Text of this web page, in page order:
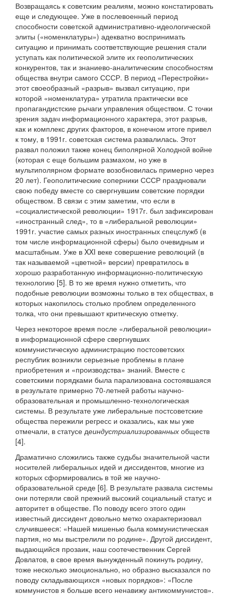
Возвращаясь к советским реалиям, можно констатировать
еще и следующее. Уже в послевоенный период
способности советской административно-идеологической
элиты («номенклатуры») адекватно воспринимать
ситуацию и принимать соответствующие решения стали
уступать как политической элите их геополитических
конкурентов, так и знаниево-аналитическим способностям
общества внутри самого СССР. В период «Перестройки»
этот своеобразный «разрыв» вызвал ситуацию, при
которой «номенклатура» утратила практически все
пропагандистские рычаги управления обществом. С точки
зрения задач информационного характера, этот разрыв,
как и комплекс других факторов, в конечном итоге привел
к тому, в 1991г. советская система развалилась. Этот
развал положил также конец биполярной Холодной войне
(которая с еще большим размахом, но уже в
мультиполярном формате возобновилась примерно через
20 лет). Геополитические соперники СССР праздновали
свою победу вместе со свергнувшим советские порядки
обществом. В связи с этим заметим, что если в
«социалистической революции» 1917г. был зафиксирован
«иностранный след», то в «либеральной революции»
1991г. участие самых разных иностранных спецслужб (в
том числе информационной сферы) было очевидным и
масштабным. Уже в XXI веке совершение революций (в
так называемой «цветной» версии) превратилось в
хорошо разработанную информационно-политическую
технологию [5]. В то же время нужно отметить, что
подобные революции возможны только в тех обществах, в
которых накопилось столько проблем определенного
толка, что они превышают критическую отметку.
Через некоторое время после «либеральной революции»
в информационной сфере свергнувших
коммунистическую администрацию постсоветских
республик возникли серьезные проблемы в плане
приобретения и «производства» знаний. Вместе с
советскими порядками была парализована состоявшаяся
в результате примерно 70-летней работы научно-
образовательная и промышленно-технологическая
системы. В результате уже либеральные постсоветские
общества пережили регресс и оказались, как мы уже
отмечали, в статусе деиндустриализированных обществ
[4].
Драматично сложились также судьбы значительной части
носителей либеральных идей и диссидентов, многие из
которых сформировались в той же научно-
образовательной среде [6]. В результате развала системы
они потеряли свой прежний высокий социальный статус и
авторитет в обществе. По поводу всего этого один
известный диссидент довольно метко охарактеризовал
случившееся: «Нашей мишенью была коммунистическая
партия, но мы выстрелили по родине». Другой диссидент,
выдающийся прозаик, наш соотечественник Сергей
Довлатов, в свое время вынужденный покинуть родину,
тоже несколько эмоционально, но образно высказался по
поводу складывающихся «новых порядков»: «После
коммунистов я больше всего ненавижу антикоммунистов».